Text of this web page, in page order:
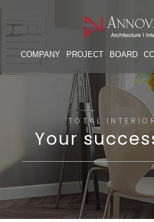
COMPANY PROJECT BOARD
TOTAL
Your